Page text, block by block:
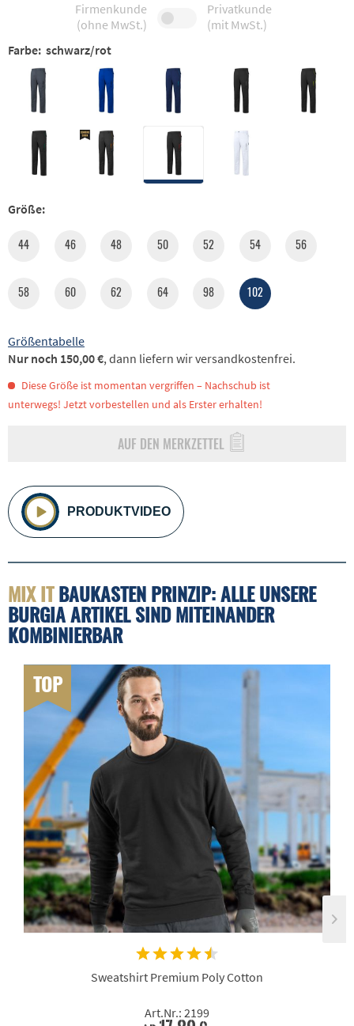
Firmenkunde
(ohne MwSt.)
Privatkunde
(mit MwSt.)
Farbe: schwarz/rot
Größe:
44 46 48 50 52 54 56
58 60 62 64 98 102
Größentabelle
Diese Größe ist momentan vergriffen – Nachschub ist
unterwegs! Jetzt vorbestellen und als Erster erhalten!
AUF DEN MERKZETTEL
PRODUKTVIDEO
Nur noch 150,00 €, dann liefern wir versandkostenfrei.
MIX ITBAUKASTEN PRINZIP: ALLE UNSERE
BURGIA ARTIKEL SIND MITEINANDER
KOMBINIERBAR
TOP
Sweatshirt Premium Poly Cotton
Art.Nr.: 2199